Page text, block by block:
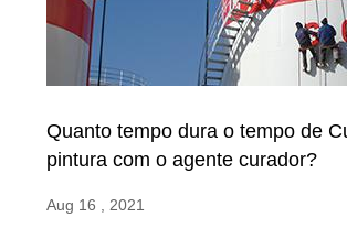
Quanto tempo dura o tempo de
pintura com o agente curador?
Aug 16 , 2021